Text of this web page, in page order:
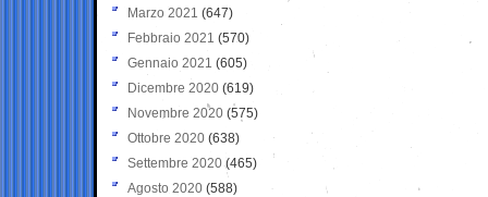
Marzo 2021 (647)
Febbraio 2021 (570)
Gennaio 2021 (605)
Dicembre 2020 (619)
Novembre 2020 (575)
Ottobre 2020 (638)
Settembre 2020(465)
Agosto 2020 (588)